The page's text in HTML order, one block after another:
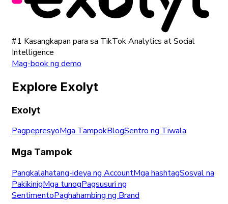
#1 Kasangkapan para sa TikTok Analytics at Social
Intelligence
Mag-book ng demo
Explore Exolyt
Exolyt
PagpepresyoMga TampokBlogSentro ng Tiwala
Mga Tampok
Pangkalahatang-ideya ng AccountMga hashtagSosyal na
PakikinigMga tunogPagsusuri ng
SentimentoPaghahambing ng Brand